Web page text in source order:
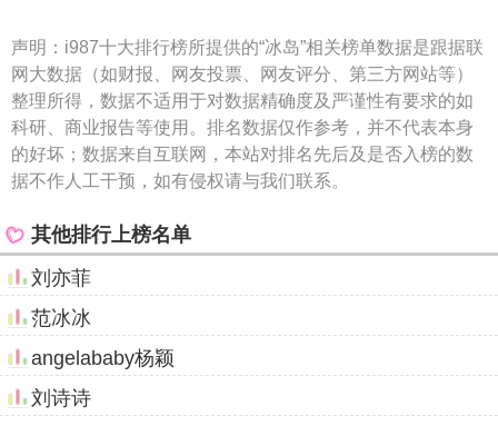
声明： i987十大排行榜所提供的“冰岛”相关榜单数据是跟据联
网大数据（如财报、网友投票、网友评分、第三方网站等）
整理所得，数据不适用于对数据精确度及严谨性有要求的如
科研、商业报告等使用。排名数据仅作参考，并不代表本身
的好坏；数据来自互联网，本站对排名先后及是否入榜的数
据不作人工干预，如有侵权请与我们联系。
其他排行上榜名单
刘亦菲
范冰冰
angelababy杨颖
刘诗诗